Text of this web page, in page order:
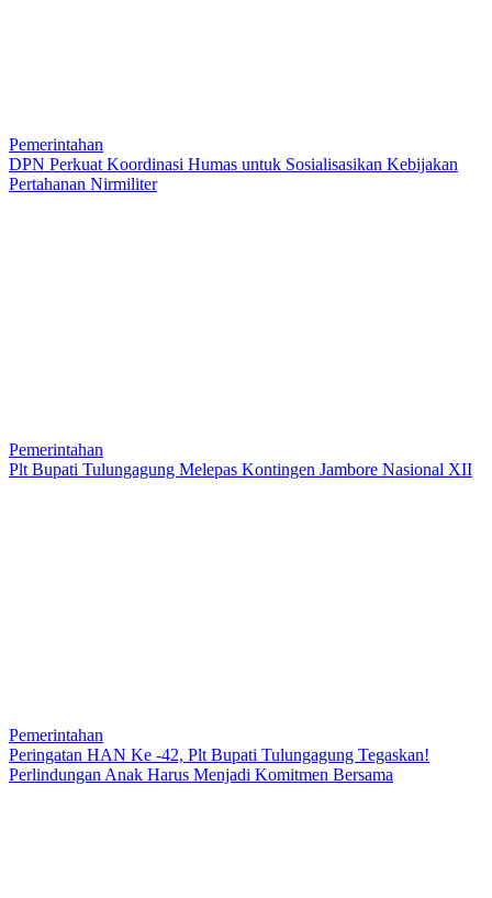
Pemerintahan
DPN Perkuat Koordinasi Humas untuk Sosialisasikan Kebijakan
Pertahanan Nirmiliter
Pemerintahan
Plt Bupati Tulungagung Melepas Kontingen Jambore Nasional XII
Pemerintahan
Peringatan HAN Ke -42, Plt Bupati Tulungagung Tegaskan!
Perlindungan Anak Harus Menjadi Komitmen Bersama